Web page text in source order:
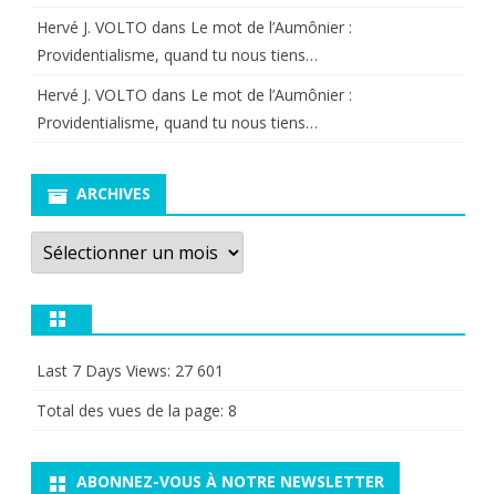
Hervé J. VOLTO dans Le mot de l’Aumônier :
Providentialisme, quand tu nous tiens…
Hervé J. VOLTO dans Le mot de l’Aumônier :
Providentialisme, quand tu nous tiens…
ARCHIVES
Archives
Last 7 Days Views: 27 601
Total des vues de la page: 8
ABONNEZ-VOUS À NOTRE NEWSLETTER